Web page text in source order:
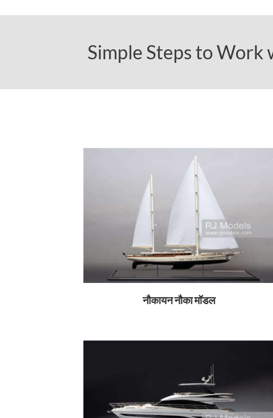
Simple Steps to
नौकायन नौका मॉडल